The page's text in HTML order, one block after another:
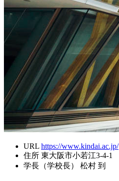
URL https://www.kindai.ac.jp/
住所 東大阪市小若江3-4-1
学長（学校長）
松村 到